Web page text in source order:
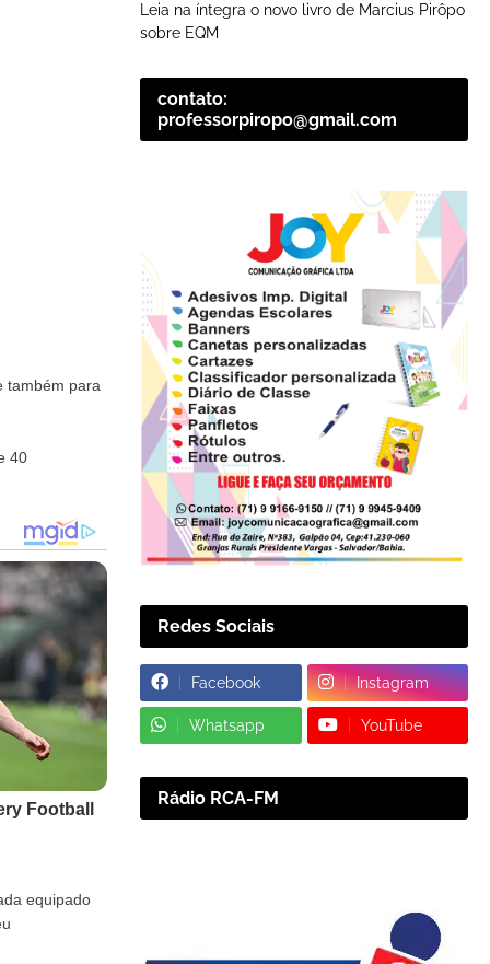
também para
40
equipado
Leia na íntegra o novo livro de Marcius Pirôpo
sobre EQM
contato:
professorpiropo@gmail.com
Redes Sociais
Facebook Instagram
Whatsapp YouTube
Rádio RCA-FM